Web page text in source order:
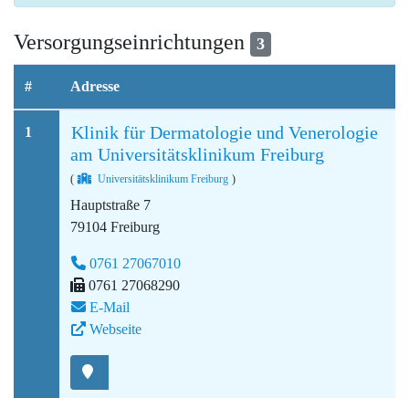
Versorgungseinrichtungen 3
# Adresse
1
Klinik für Dermatologie und Venerologie
am Universitätsklinikum Freiburg
( Universitätsklinikum Freiburg )
Hauptstraße 7
79104 Freiburg
0761 27067010
0761 27068290
E-Mail
Webseite